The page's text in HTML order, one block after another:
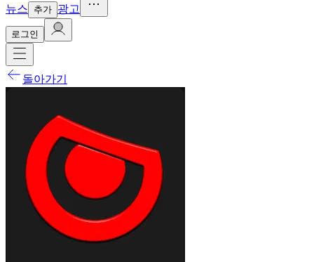
뉴스 추가 광고
로그인
돌아가기